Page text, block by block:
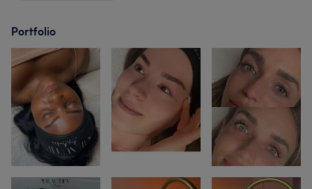
Portfolio